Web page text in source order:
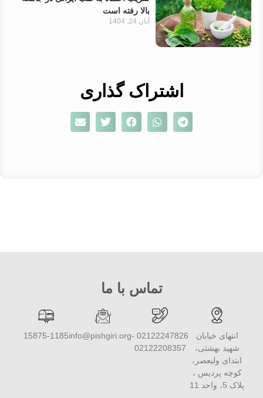
بالا رفته است
آبان 24, 1404
اشتراک گذاری
تماس با ما
انتهای خیابان
شهید بهشتی،
ابتدای ولیعصر،
کوچه پردیس ،
پلاک 5، واحد 11
02122247826 -
02122208357
info@pishgiri.org
15875-1185